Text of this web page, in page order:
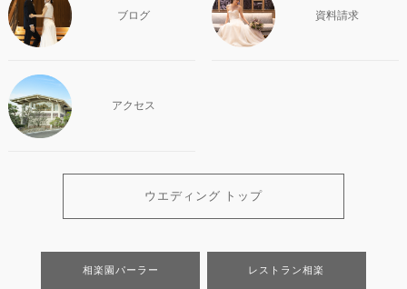
ブログ 資料請求
アクセス
ウエディング トップ
相楽園パーラー レストラン相楽